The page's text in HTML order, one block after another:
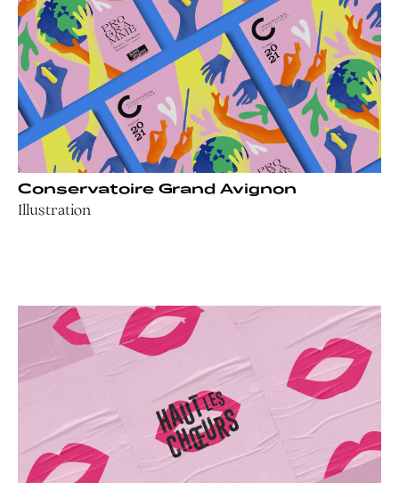
Conservatoire Grand Avignon
Illustration